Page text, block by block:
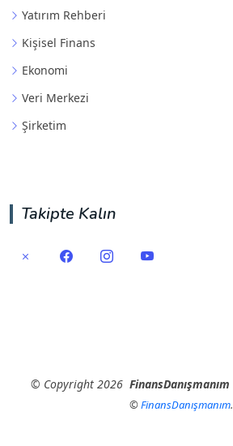
Yatırım Rehberi
Kişisel Finans
Ekonomi
Veri Merkezi
Şirketim
Takipte Kalın
© Copyright2026 FinansDanışmanım
©FinansDanışmanım.